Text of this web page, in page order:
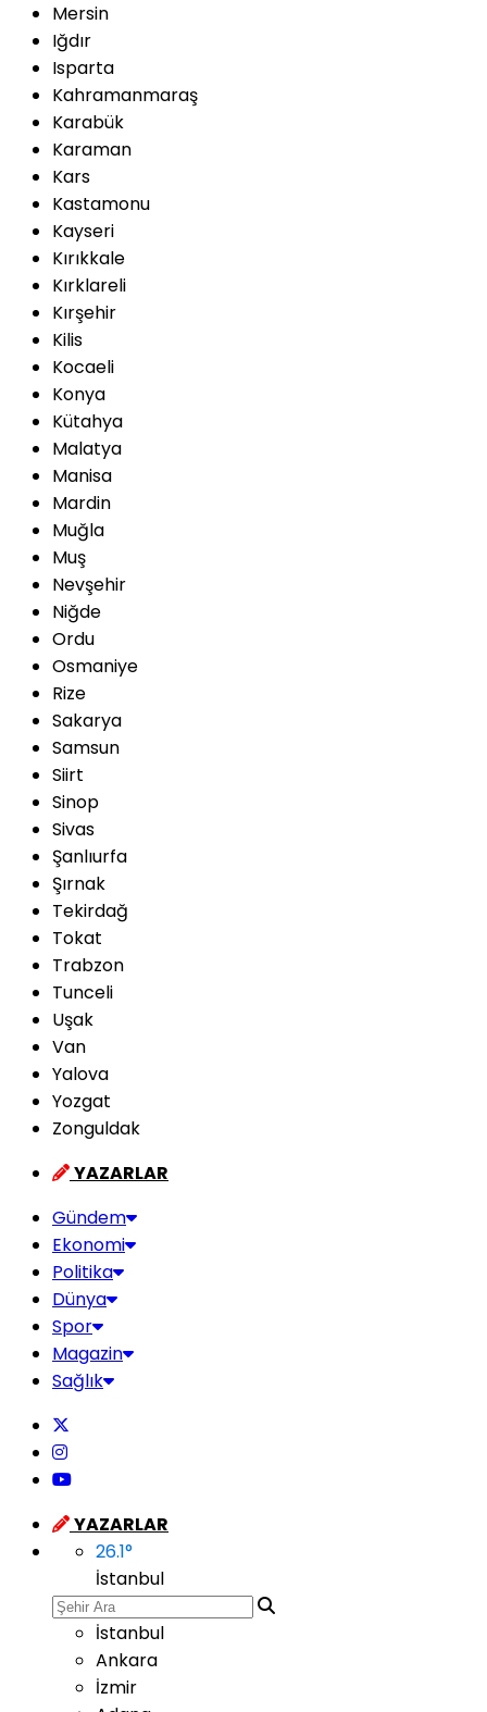
Mersin
Iğdır
Isparta
Kahramanmaraş
Karabük
Karaman
Kars
Kastamonu
Kayseri
Kırıkkale
Kırklareli
Kırşehir
Kilis
Kocaeli
Konya
Kütahya
Malatya
Manisa
Mardin
Muğla
Muş
Nevşehir
Niğde
Ordu
Osmaniye
Rize
Sakarya
Samsun
Siirt
Sinop
Sivas
Şanlıurfa
Şırnak
Tekirdağ
Tokat
Trabzon
Tunceli
Uşak
Van
Yalova
Yozgat
Zonguldak
YAZARLAR
Gündem
Ekonomi
Politika
Dünya
Spor
Magazin
Sağlık
YAZARLAR
26.1°
İstanbul
İstanbul
Ankara
İzmir